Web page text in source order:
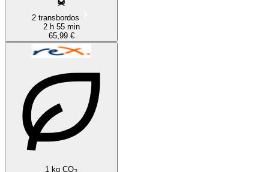
2 transbordos
2 h 55 min
65,99 €
1 kg CO